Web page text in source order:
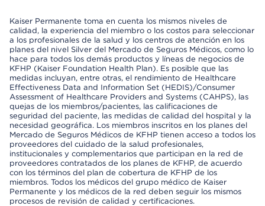
Kaiser Permanente toma en cuenta los mismos niveles de
calidad, la experiencia del miembro o los costos para seleccionar
a los profesionales de la salud y los centros de atención en los
planes del nivel Silver del Mercado de Seguros Médicos, como lo
hace para todos los demás productos y líneas de negocios de
KFHP (Kaiser Foundation Health Plan). Es posible que las
medidas incluyan, entre otras, el rendimiento de Healthcare
Effectiveness Data and Information Set (HEDIS)/Consumer
Assessment of Healthcare Providers and Systems (CAHPS), las
quejas de los miembros/pacientes, las calificaciones de
seguridad del paciente, las medidas de calidad del hospital y la
necesidad geográfica. Los miembros inscritos en los planes del
Mercado de Seguros Médicos de KFHP tienen acceso a todos los
proveedores del cuidado de la salud profesionales,
institucionales y complementarios que participan en la red de
proveedores contratados de los planes de KFHP, de acuerdo
con los términos del plan de cobertura de KFHP de los
miembros. Todos los médicos del grupo médico de Kaiser
Permanente y los médicos de la red deben seguir los mismos
procesos de revisión de calidad y certificaciones.